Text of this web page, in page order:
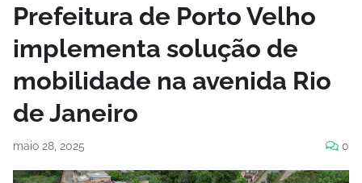
Prefeitura de Porto Velho
implementa solução de
mobilidade na avenida Rio
de Janeiro
maio 28, 2025 0